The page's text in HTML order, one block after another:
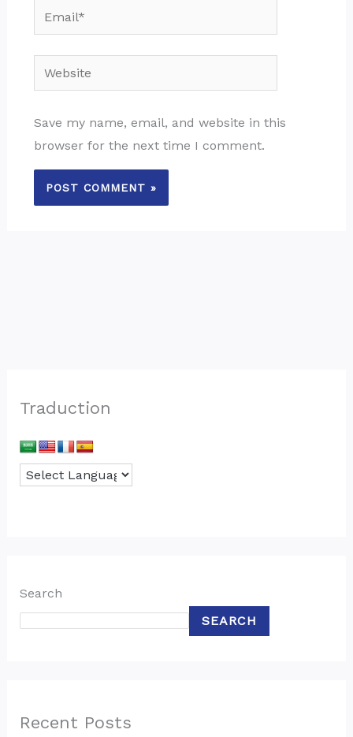
Email*
Website
Save my name, email, and website in this
browser for the next time I comment.
Traduction
Search
SEARCH
Recent Posts